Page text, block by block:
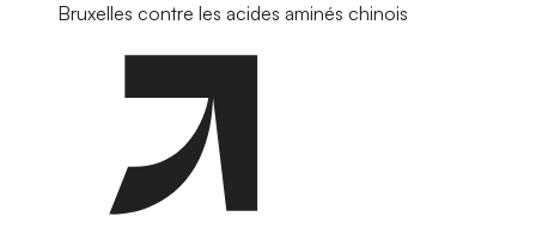
Bruxelles contre les acides aminés chinois